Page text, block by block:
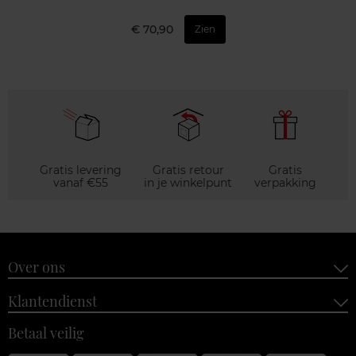
€ 70,90 Zien
Gratis levering
vanaf €55
Gratis retour
in je winkelpunt
Gratis
verpakking
Over ons
Klantendienst
Betaal veilig